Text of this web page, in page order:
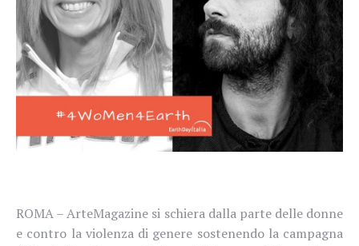
ROMA – ArteMagazine si schiera dalla parte delle donne
e contro la violenza di genere sostenendo la campagna